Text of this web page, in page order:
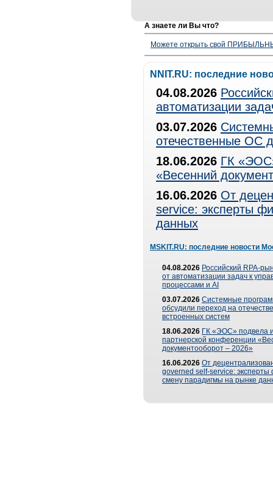
А знаете ли Вы что?
Можете открыть свой
NNIT.RU: последние
04.08.2026
автоматизации
03.07.2026
отечественные ОС
18.06.2026 ГК
«Весенний
16.06.2026 От
service: эксперты
данных
MSKIT.RU: последние новости
04.08.2026 Российский RPA-
от автоматизации задач к
процессами и AI
03.07.2026 Системные
обсудили переход на
встроенных систем
18.06.2026 ГК «ЭОС» подвела
партнерской конференции
документооборот – 2026»
16.06.2026 От
governed self-service: эксперты
смену парадигмы на рынке